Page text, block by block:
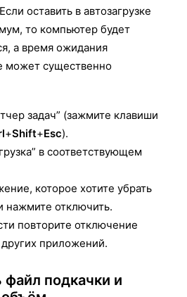
оставить в автозагрузке
то компьютер будет
а время ожидания
может существенно
задач” (зажмите клавиши
+Shift+Esc).
в соответствующем
которое хотите убрать
нажмите отключить.
повторите отключение
других приложений.
подкачки и